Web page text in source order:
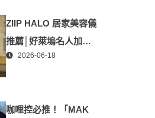
ZIIP HALO 居家美容儀
推薦│好萊塢名人加持
「掌上型」智能美膚管
折扣碼【ZPLAI】額外
2026-06-18
咖哩控必推！「MAK